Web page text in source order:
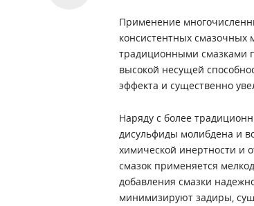
Применение
консистентных смазочных
традиционными смазками
высокой несущей
эффекта и существенно
Наряду с более
дисульфиды молибдена и
химической инертности и
смазок применяется
добавления смазки
минимизируют задиры,